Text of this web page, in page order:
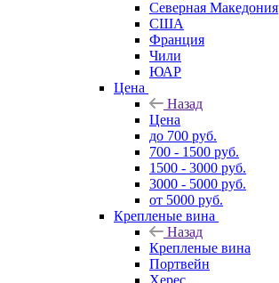
Северная Македония
США
Франция
Чили
ЮАР
Цена
Назад
Цена
до 700 руб.
700 - 1500 руб.
1500 - 3000 руб.
3000 - 5000 руб.
от 5000 руб.
Крепленые вина
Назад
Крепленые вина
Портвейн
Херес